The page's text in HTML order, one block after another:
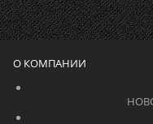
О КОМПАНИИ